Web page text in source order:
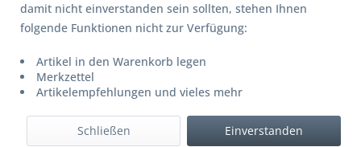
UVP: 44,99 € *
Stückpreis
31,40 € * 31,40 € * / 1 Stück
damit nicht einverstanden sein sollten, stehen Ihnen
folgende Funktionen nicht zur Verfügung:
Artikel in den Warenkorb legen
Merkzettel
Artikelempfehlungen und vieles mehr
Einverstanden
Schließen